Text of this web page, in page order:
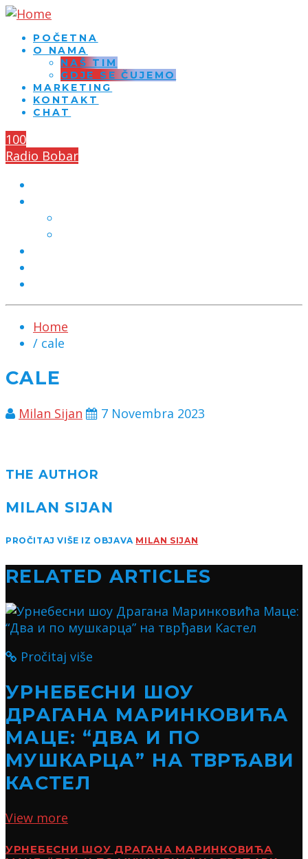
POČETNA
O NAMA
NAŠ TIM
GDJE SE ČUJEMO
MARKETING
KONTAKT
CHAT
100
Radio Bobar
Home
/ cale
CALE
Milan Sijan 7 Novembra 2023
THE AUTHOR
MILAN SIJAN
PROČITAJ VIŠE IZ OBJAVA MILAN SIJAN
RELATED ARTICLES
Pročitaj više
УРНЕБЕСНИ ШОУ
ДРАГАНА МАРИНКОВИЋА
МАЦЕ: “ДВА И ПО
МУШКАРЦА” НА ТВРЂАВИ
КАСТЕЛ
View more
УРНЕБЕСНИ ШОУ ДРАГАНА МАРИНКОВИЋА